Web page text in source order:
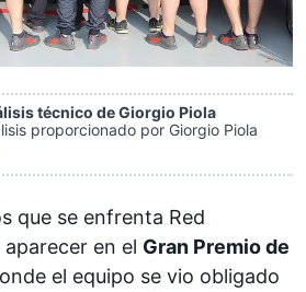
técnico de Giorgio Piola
proporcionado por Giorgio Piola
que se enfrenta Red
en el Gran Premio de
el equipo se vio obligado